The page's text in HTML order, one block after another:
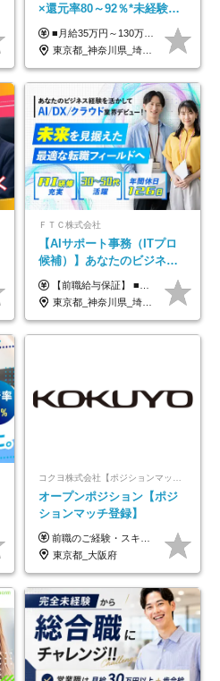
×還元率80～92％*未経験歓
迎*年休134日*月給35万～*
定着率100%
■月給35万円～130万円＋賞与年2回＋各種手当 ※システムエンジニアの経験をお持ちの方は月給41万円以上＋賞与年2回（108万円～）＋手当 ■単価（年収）アップのチャンスは最大年12回 ※残業代は1分単位で100％全額支給。サービス残業などは一切ありません ※試用期間6ヵ月（試用期間中の待遇・給与に差はありません）
東京都_神奈川県_埼玉県_千葉県_大阪府_愛知県_北海道_青森県_岩手県_宮城県_秋田県_山形県_福島県_茨城県_栃木県_群馬県_新潟県_山梨県_長野県_富山県_石川県_福井県_静岡県_岐阜県_三重県_兵庫県_京都府_滋賀県_奈良県_和歌山県_広島県_岡山県_鳥取県_島根県_山口県_徳島県_香川県_愛媛県_高知県_福岡県_熊本県_佐賀県_長崎県_大分県_宮崎県_鹿児島県_沖縄県
ＦＴＣ株式会社
【AIサポート事務（ITプロ
候補）】あなたのビジネス
経験をAI業界で活かす◆IT
未経験OK◆目指せるコンサ
ル
【前職給与保証】 ■未経験者： 月給30万円～35万円 ■ローキャリア（経験目安1年程度）： 月給35万円～40万円 ■経験者（経験目安3年以上）： 月給40万円～60万円 ■即戦力（経験目安5年以上）： 月給45万円～80万円 ※上記金額には固定残業代30時間分 【未経験者5万5000円～7万3000円、 ローキャリア6万4000円～7万3000円、 経験者5万8000円～10万9000円、 即戦力8万2000円～14万5000円】を含みます。 ※30時間を超える場合は追加で全額支給します。 ※経験・能力・前職給与などを総合的に評価したうえでご納得いただけるよう個別決定。 未経験者の場合、前職給与とポテンシャルを査定のうえ決定いたします。 ※日本国内でのIT業界経験、または同等の実務経験と能力に応じて決定します。 ※前職給与は日本円かつ、日本国内での実績に基づき評価します。 【納得の評価システム】 ★クォーター毎に査定する評価制度導入！ 明確な評価基準で翌年度年収を上げましょう！ ★評価対象期間に在籍中のほとんどの社員が昇給し 年収アップを実現しています！ ★様々なインセンティブ制度を用意し多角的に正当評価しています！ ※試用期間6カ月（期間中の待遇等に差異なし）
東京都_神奈川県_埼玉県_千葉県
オープンポジション【ポジ
ションマッチ登録】
前職のご経験・スキル等を考慮して決定します。
東京都_大阪府